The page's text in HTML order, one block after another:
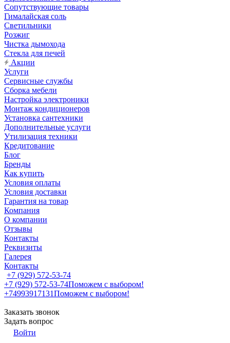
Сопутствующие товары
Гималайская соль
Светильники
Розжиг
Чистка дымохода
Стекла для печей
Акции
Услуги
Сервисные службы
Сборка мебели
Настройка электроники
Монтаж кондиционеров
Установка сантехники
Дополнительные услуги
Утилизация техники
Кредитование
Блог
Бренды
Как купить
Условия оплаты
Условия доставки
Гарантия на товар
Компания
О компании
Отзывы
Контакты
Реквизиты
Галерея
Контакты
+7 (929) 572-53-74
+7 (929) 572-53-74Поможем с выбором!
+74993917131Поможем с выбором!
Заказать звонок
Задать вопрос
Войти